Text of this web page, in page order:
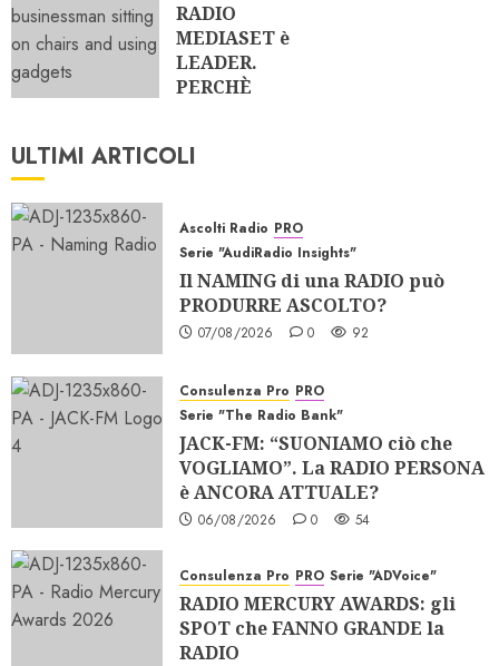
RADIO
MEDIASET è
LEADER.
PERCHÈ
SCARPE?
ULTIMI ARTICOLI
Ascolti Radio PRO
Serie "AudiRadio Insights"
Il NAMING di una RADIO può
PRODURRE ASCOLTO?
07/08/2026 0 92
Consulenza Pro PRO
Serie "The Radio Bank"
JACK-FM: “SUONIAMO ciò che
VOGLIAMO”. La RADIO PERSONA
è ANCORA ATTUALE?
06/08/2026 0 54
Consulenza Pro PRO Serie "ADVoice"
RADIO MERCURY AWARDS: gli
SPOT che FANNO GRANDE la
RADIO